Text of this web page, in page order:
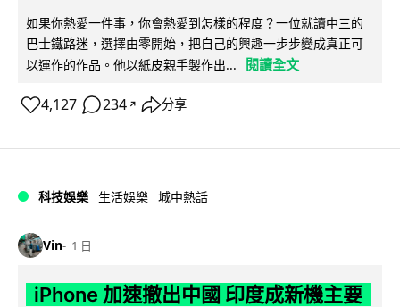
如果你熱愛一件事，你會熱愛到怎樣的程度？一位就讀中三的
巴士鐵路迷，選擇由零開始，把自己的興趣一步步變成真正可
以運作的作品。他以紙皮親手製作出...
閱讀全文
4,127 234 ↗ 分享
科技娛樂 生活娛樂 城中熱話
Vin 1 日
iPhone 加速撤出中國 印度成新機主要